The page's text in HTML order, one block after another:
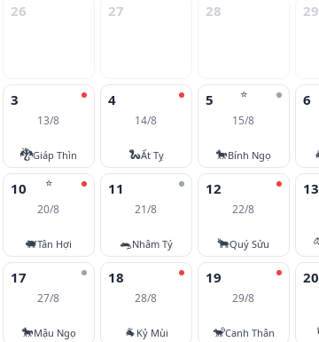
26 27 28 29
3
13/8
🐉Giáp Thìn
4
14/8
🐍Ất Tỵ
⭐
5
15/8
🐎Bính Ngọ
6
⭐
10
20/8
🐖Tân Hợi
11
21/8
🐀Nhâm Tý
12
22/8
🐂Quý Sửu
13
17
27/8
🐎Mậu Ngọ
18
28/8
🐐 Kỷ Mùi
19
29/8
🐒Canh Thân
20